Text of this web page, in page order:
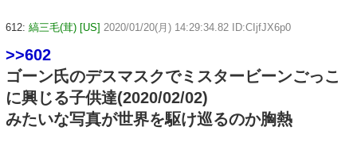
612: 縞三毛(茸) [US] 2020/01/20(月) 14:29:34.82 ID:CIjfJX6p0
>>602
ゴーン氏のデスマスクでミスタービーンごっこ
に興じる子供達(2020/02/02)
みたいな写真が世界を駆け巡るのか胸熱